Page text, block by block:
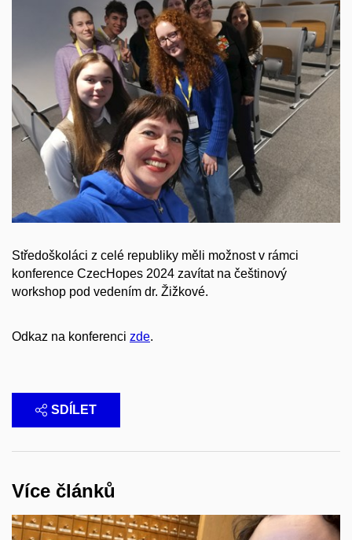
Středoškoláci z celé republiky měli možnost v rámci
konference CzecHopes 2024 zavítat na češtinový
workshop pod vedením dr. Žižkové.
Odkaz na konferenci zde.
SDÍLET
Více článků